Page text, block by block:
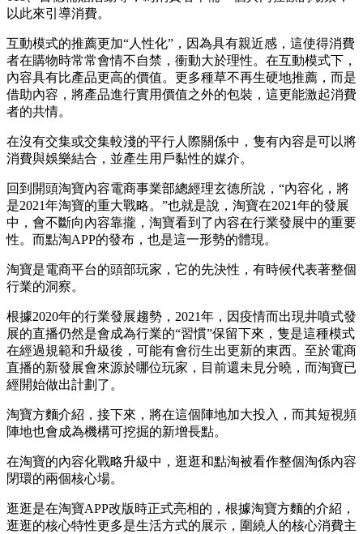
以此來引導消費。
互動模式的推薦更加“人性化”，因為具有親近感，這使得消費
者在購物時常常會情不自禁，衝動大於理性。在互動模式下，
內容具有比產品更高的價值。更多種草不再生硬地推薦，而是
借助內容，將產品進行實用價值之外的包裝，這更能激起消費
者的共情。
在沒有交集或交集較淺的平行人際關係中，隻有內容是可以將
消費與娛樂結合，並產生用戶黏性的媒介。
回到開頭淘寶內容電商事業部總經理玄德所說，“內容化，將
是2021年淘寶的重大戰略。”也就是說，淘寶在2021年的發展
中，會不斷向內容靠攏，淘寶看到了內容在行業發展中的重要
性。而點淘APP的發布，也是這一形勢的體現。
淘寶是電商平台的頭部玩家，它的先決性，有時候代表著整個
行業的洞察。
根據2020年的行業發展趨勢，2021年，因疫情而出現井噴式發
展的直播仍然是會成為行業的“習慣”保留下來，隻是這種模式
在經過規範和升級後，可能有會衍生出更新的東西。至於電商
直播的新發展會來源於哪位玩家，目前還未見分曉，而淘寶已
經開始做出計劃了。
淘寶方麵介紹，接下來，將在這個陣地加大投入，而其短視頻
陣地也會成為機構可挖掘的新增長點。
在淘寶的內容化戰略升級中，逛逛和點淘被看作整個淘係內容
閉環的兩個核心場。
逛逛是在淘寶APP改版時正式亮相的，根據淘寶方麵的介紹，
逛逛的核心特性更多是生活方式的展示，圍繞人的核心消費主